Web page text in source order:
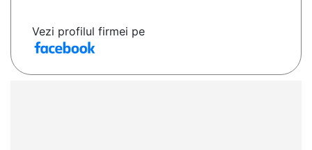
Vezi profilul firmei pe